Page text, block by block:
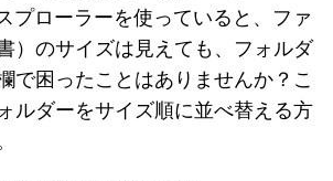
プローラーを使っていると、ファ
）のサイズは見えても、フォルダ
で困ったことはありませんか？こ
ルダーをサイズ順に並べ替える方